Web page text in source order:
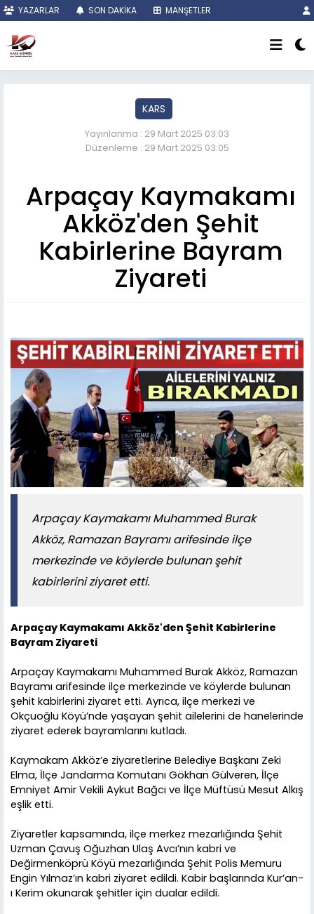
YAZARLAR SON DAKİKA MANŞETLER
KARS
Yayınlanma : 29 Mart 2025 03:03
Düzenleme : 29 Mart 2025 03:05
Arpaçay Kaymakamı
Akköz'den Şehit
Kabirlerine Bayram
Ziyareti
Arpaçay Kaymakamı Muhammed Burak
Akköz, Ramazan Bayramı arifesinde ilçe
merkezinde ve köylerde bulunan şehit
kabirlerini ziyaret etti.
Arpaçay Kaymakamı Akköz'den Şehit Kabirlerine
Bayram Ziyareti
Arpaçay Kaymakamı Muhammed Burak Akköz, Ramazan
Bayramı arifesinde ilçe merkezinde ve köylerde bulunan
şehit kabirlerini ziyaret etti. Ayrıca, ilçe merkezi ve
Okçuoğlu Köyü’nde yaşayan şehit ailelerini de hanelerinde
ziyaret ederek bayramlarını kutladı.
Kaymakam Akköz’e ziyaretlerine Belediye Başkanı Zeki
Elma, İlçe Jandarma Komutanı Gökhan Gülveren, İlçe
Emniyet Amir Vekili Aykut Bağcı ve İlçe Müftüsü Mesut Alkış
eşlik etti.
Ziyaretler kapsamında, ilçe merkez mezarlığında Şehit
Uzman Çavuş Oğuzhan Ulaş Avcı’nın kabri ve
Değirmenköprü Köyü mezarlığında Şehit Polis Memuru
Engin Yılmaz’ın kabri ziyaret edildi. Kabir başlarında Kur’an-
ı Kerim okunarak şehitler için dualar edildi.